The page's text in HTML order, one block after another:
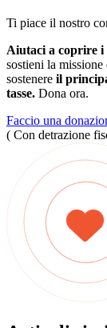
Ti piace il nostro
Aiutaci a coprire i
sostieni la
sostenere il
tasse. Dona ora.
Faccio una
( Con detrazione